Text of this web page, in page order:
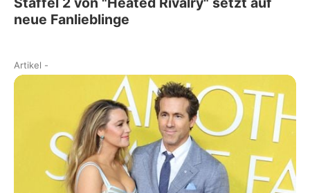
neue Fanlieblinge
Artikel -